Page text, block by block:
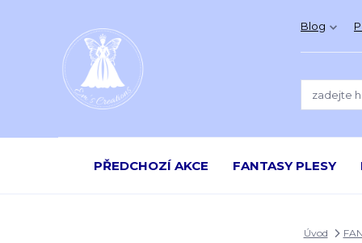
Blog
PŘEDCHOZÍ AKCE FANTASY PLESY
Úvod